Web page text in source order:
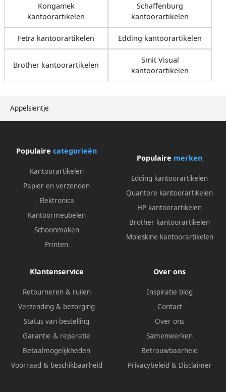
Appelsientje
Kongamek
kantoorartikelen
Schaffenburg
kantoorartikelen
Fetra kantoorartikelen Edding kantoorartikelen
Brother kantoorartikelen
Smit Visual
kantoorartikelen
Populaire categorieën
Kantoorartikelen
Papier en verzenden
Elektronica
Kantoormeubelen
Schoonmaken
Printen
Populaire merken
Edding kantoorartikelen
Quantore kantoorartikelen
HP kantoorartikelen
Brother kantoorartikelen
Moleskine kantoorartikelen
Klantenservice
Retourneren & ruilen
Verzending & bezorging
Status van bestelling
Garantie & reparatie
Betaalmogelijkheden
Voorraad & beschikbaarheid
Over ons
Inspiratie blog
Contact
Over ons
Samenwerken
Betrouwbaarheid
Privacybeleid & Disclaimer